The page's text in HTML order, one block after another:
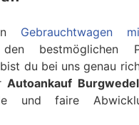
Gebrauchtwagen
bestmöglichen
du bei uns genau
Autoankauf Burgwedel
und faire